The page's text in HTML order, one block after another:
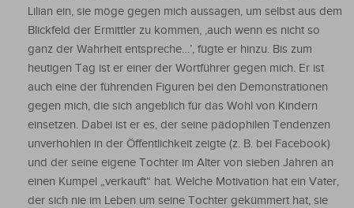
Lilian ein, sie möge gegen mich aussagen, um selbst aus dem
Blickfeld der Ermittler zu kommen, ‚auch wenn es nicht so
ganz der Wahrheit entspreche…’, fügte er hinzu. Bis zum
heutigen Tag ist er einer der Wortführer gegen mich. Er ist
auch eine der führenden Figuren bei den Demonstrationen
gegen mich, die sich angeblich für das Wohl von Kindern
einsetzen. Dabei ist er es, der seine pädophilen Tendenzen
unverhohlen in der Öffentlichkeit zeigte (z. B. bei Facebook)
und der seine eigene Tochter im Alter von sieben Jahren an
einen Kumpel „verkauft“ hat. Welche Motivation hat ein Vater,
der sich nie im Leben um seine Tochter gekümmert hat, sie